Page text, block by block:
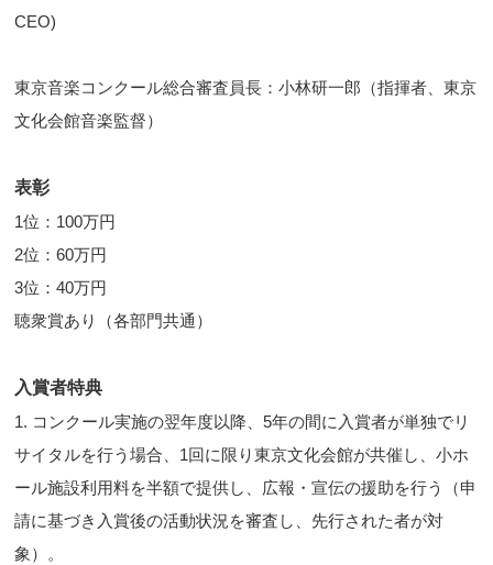
CEO)
東京音楽コンクール総合審査員長：小林研一郎（指揮者、東京
文化会館音楽監督）
表彰
1位：100万円
2位：60万円
3位：40万円
聴衆賞あり（各部門共通）
入賞者特典
1. コンクール実施の翌年度以降、5年の間に入賞者が単独でリ
サイタルを行う場合、1回に限り東京文化会館が共催し、小ホ
ール施設利用料を半額で提供し、広報・宣伝の援助を行う（申
請に基づき入賞後の活動状況を審査し、先行された者が対
象）。